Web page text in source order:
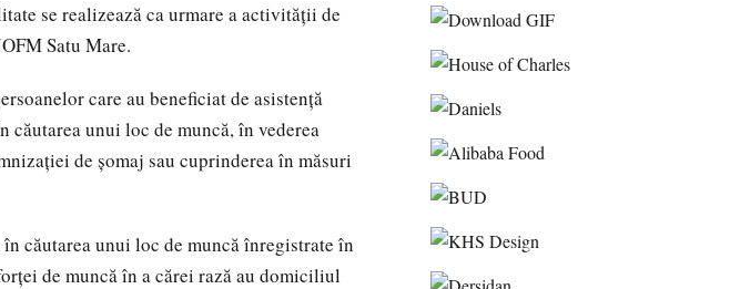
se realizează ca urmare a activităţii de
Satu Mare.
care au beneficiat de asistenţă
căutarea unui loc de muncă, în vederea
de şomaj sau cuprinderea în măsuri
căutarea unui loc de muncă înregistrate în
de muncă în a cărei rază au domiciliul